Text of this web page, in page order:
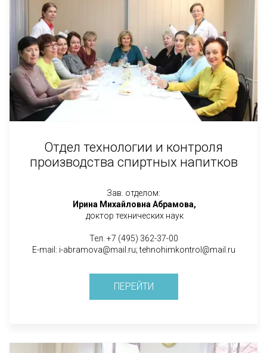
Отдел технологии и контроля
производства спиртных напитков
Зав. отделом:
Ирина Михайловна Абрамова,
доктор технических наук
Тел. +7 (495) 362-37-00
E-mail: i-abramova@mail.ru; tehnohimkontrol@mail.ru
ПЕРЕЙТИ